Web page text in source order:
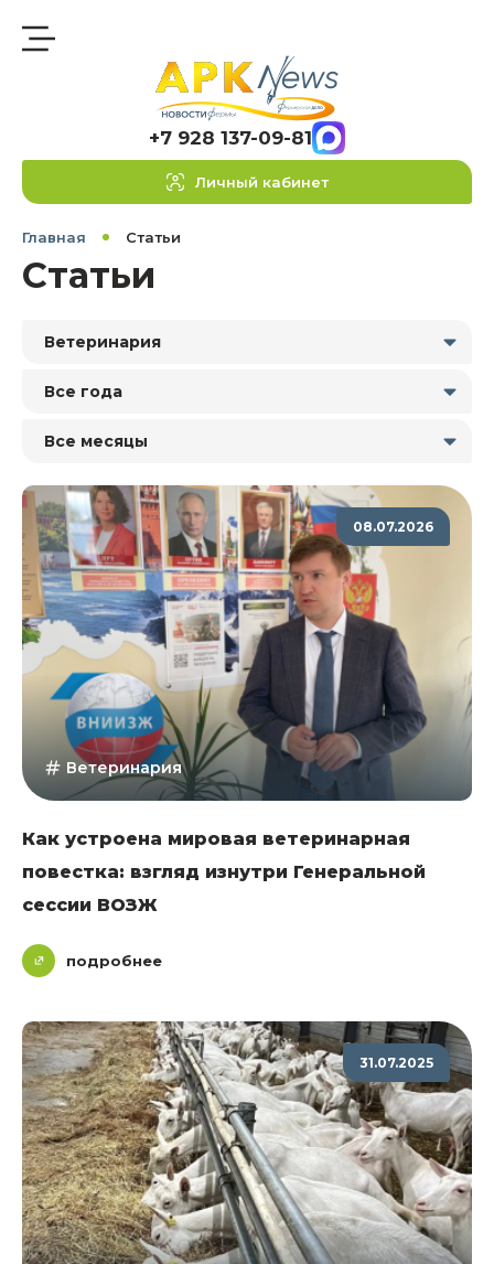
+7 928 137-09-81
Личный кабинет
Главная Статьи
Статьи
Ветеринария
Все года
Все месяцы
08.07.2026
Ветеринария
Как устроена мировая ветеринарная
повестка: взгляд изнутри Генеральной
сессии ВОЗЖ
подробнее
31.07.2025